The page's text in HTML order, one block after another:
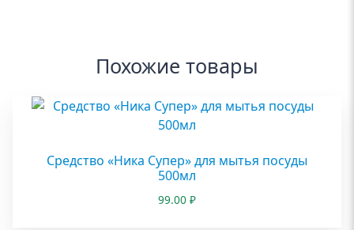
Похожие товары
Средство «Ника Супер» для мытья посуды
500мл
99.00 ₽